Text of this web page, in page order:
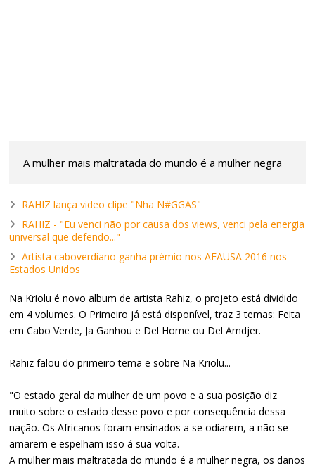
A mulher mais maltratada do mundo é a mulher negra
RAHIZ lança video clipe "Nha N#GGAS"
RAHIZ - "Eu venci não por causa dos views, venci pela energia
universal que defendo..."
Artista caboverdiano ganha prémio nos AEAUSA 2016 nos
Estados Unidos
Na Kriolu é novo album de artista Rahiz, o projeto está dividido
em 4 volumes. O Primeiro já está disponível, traz 3 temas: Feita
em Cabo Verde, Ja Ganhou e Del Home ou Del Amdjer.
Rahiz falou do primeiro tema e sobre Na Kriolu...
"O estado geral da mulher de um povo e a sua posição diz
muito sobre o estado desse povo e por consequência dessa
nação. Os Africanos foram ensinados a se odiarem, a não se
amarem e espelham isso á sua volta.
A mulher mais maltratada do mundo é a mulher negra, os danos